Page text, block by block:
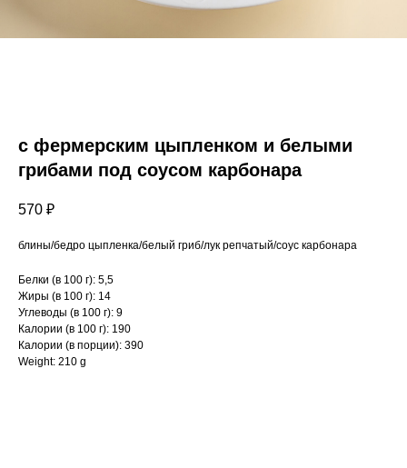
с фермерским цыпленком и белыми
грибами под соусом карбонара
570 ₽
блины/бедро цыпленка/белый гриб/лук репчатый/соус карбонара
Белки (в 100 г): 5,5
Жиры (в 100 г): 14
Углеводы (в 100 г): 9
Калории (в 100 г): 190
Калории (в порции): 390
Weight: 210 g